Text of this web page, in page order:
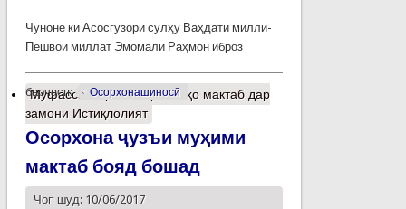
Чуноне ки Асосгузори сулҳу Ваҳдати миллӣ-
Пешвои миллат Эмомалӣ Раҳмон иброз
барчасп: Осорхонашиносӣ
Муфассалтаро Осорхонаҳо мактаб дар
замони Истиқлолият
Осорхона ҷузъи муҳими
мактаб бояд бошад
Чоп шуд: 10/06/2017